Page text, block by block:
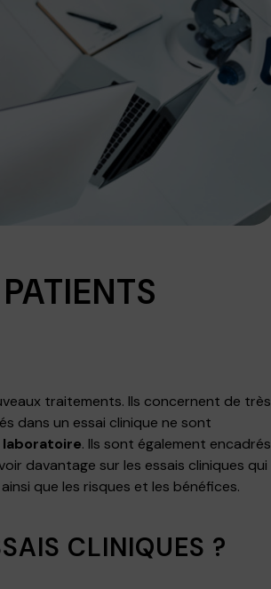
traitements. Ils concernent de très
dans un essai clinique ne sont
. Ils sont également encadrés
davantage sur les essais cliniques qui
que les risques et les bénéfices.
CLINIQUES ?